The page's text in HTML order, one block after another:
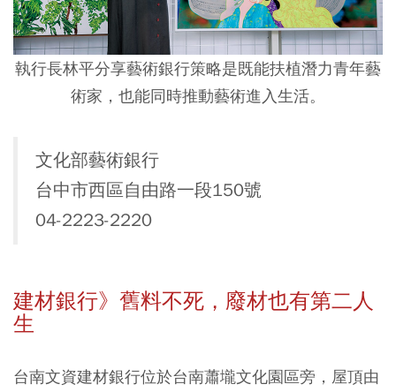
執行長林平分享藝術銀行策略是既能扶植潛力青年藝
術家，也能同時推動藝術進入生活。
文化部藝術銀行
台中市西區自由路一段150號
04-2223-2220
建材銀行》舊料不死，廢材也有第二人
生
台南文資建材銀行位於台南蕭壠文化園區旁，屋頂由